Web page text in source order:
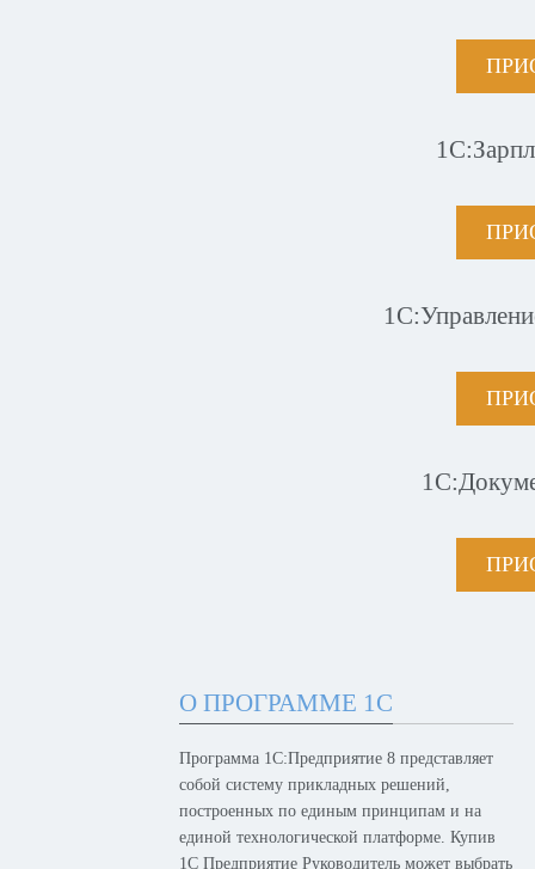
О ПРОГРАММЕ 1С
Программа 1С:Предприятие 8 представляет
собой систему прикладных решений,
построенных по единым принципам и на
единой технологической платформе. Купив
1С Предприятие Руководитель может выбрать